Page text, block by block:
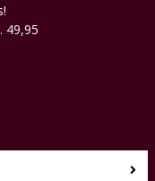
49,95